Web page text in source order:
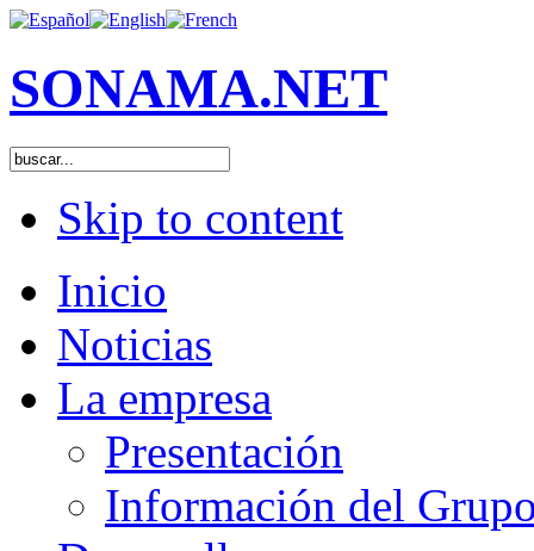
SONAMA.NET
Skip to content
Inicio
Noticias
La empresa
Presentación
Información del